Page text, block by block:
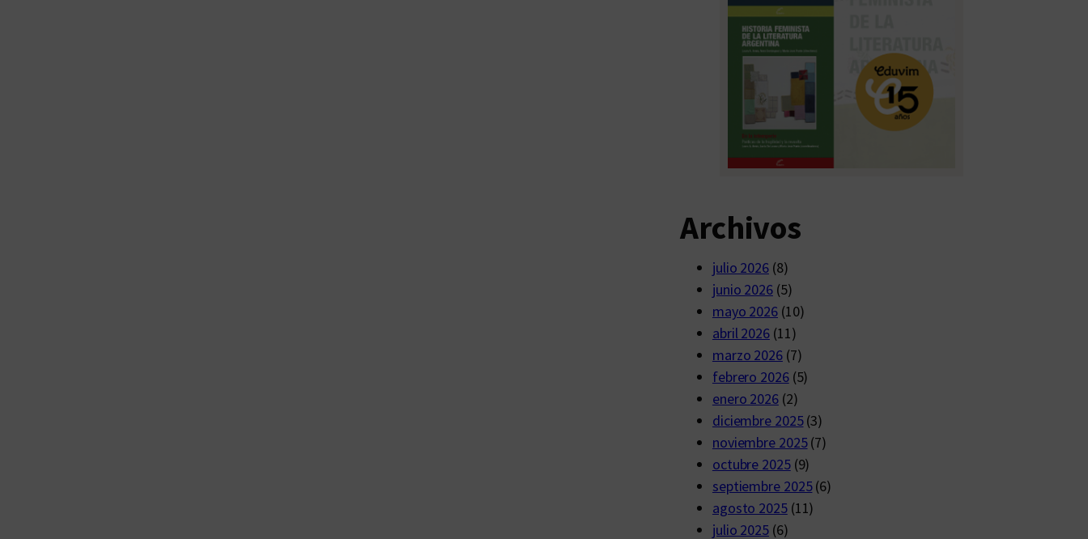
Archivos
julio 2026(8)
junio 2026(5)
mayo 2026 (10)
abril 2026(11)
marzo 2026(7)
febrero 2026(5)
enero 2026(2)
diciembre 2025(3)
noviembre 2025(7)
octubre 2025(9)
septiembre 2025(6)
agosto 2025(11)
julio 2025(6)